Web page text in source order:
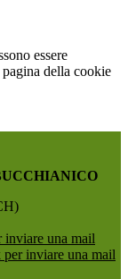
essere
della cookie
inviare una mail
inviare una mail